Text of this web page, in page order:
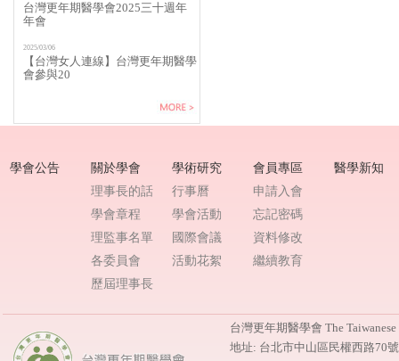
台灣更年期醫學會2025三十週年
年會
2025/03/06
【台灣女人連線】台灣更年期醫學
會參與20
學會公告
關於學會
理事長的話
學會章程
理監事名單
各委員會
歷屆理事長
學術研究
行事曆
學會活動
國際會議
活動花絮
會員專區
申請入會
忘記密碼
資料修改
繼續教育
醫學新知
台灣更年期醫學會 The
地址: 台北市中山區民權西路70